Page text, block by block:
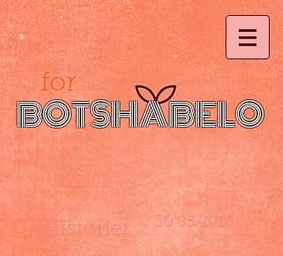
for
BOTSHABELO
Historier 30.05.2016